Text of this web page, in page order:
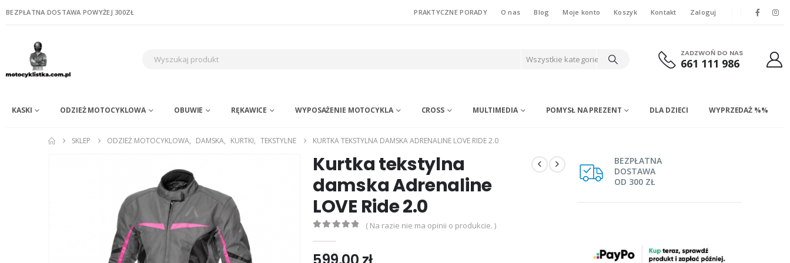
BEZPŁATNA DOSTAWA POWYŻEJ 300ZŁ PRAKTYCZNE PORADY O nas Blog Moje konto Koszyk Kontakt Zaloguj
Wszystkie kategorie
ZADZWOŃ DO NAS
661 111 986
KASKI ODZIEŻ MOTOCYKLOWA OBUWIE RĘKAWICE WYPOSAŻENIE MOTOCYKLA CROSS MULTIMEDIA POMYSŁ NA PREZENT DLA DZIECI WYPRZEDAŻ %%
SKLEP ODZIEŻ MOTOCYKLOWA, DAMSKA, KURTKI, TEKSTYLNE KURTKA TEKSTYLNA DAMSKA ADRENALINE LOVE RIDE 2.0
Kurtka tekstylna
damska Adrenaline
LOVE Ride 2.0
( Na razie nie ma opinii o produkcie. )
BEZPŁATNA
DOSTAWA
OD 300 ZŁ